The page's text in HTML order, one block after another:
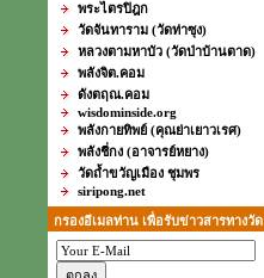
พระไตรปิฎก
วัดจันทาราม (วัดท่าซุง)
หลวงตามหาบัว (วัดป่าบ้านตาด)
พลังจิต.คอม
ดังตฤณ.คอม
wisdominside.org
พลังกายทิพย์ (คุณย่าเยาวเรศ)
พลังชี่กง (อาจารย์หยาง)
วัดถ้ำขวัญเมือง ชุมพร
siripong.net
กรองอีเมลท่าน เพื่อรับข่าวสารทางวัด